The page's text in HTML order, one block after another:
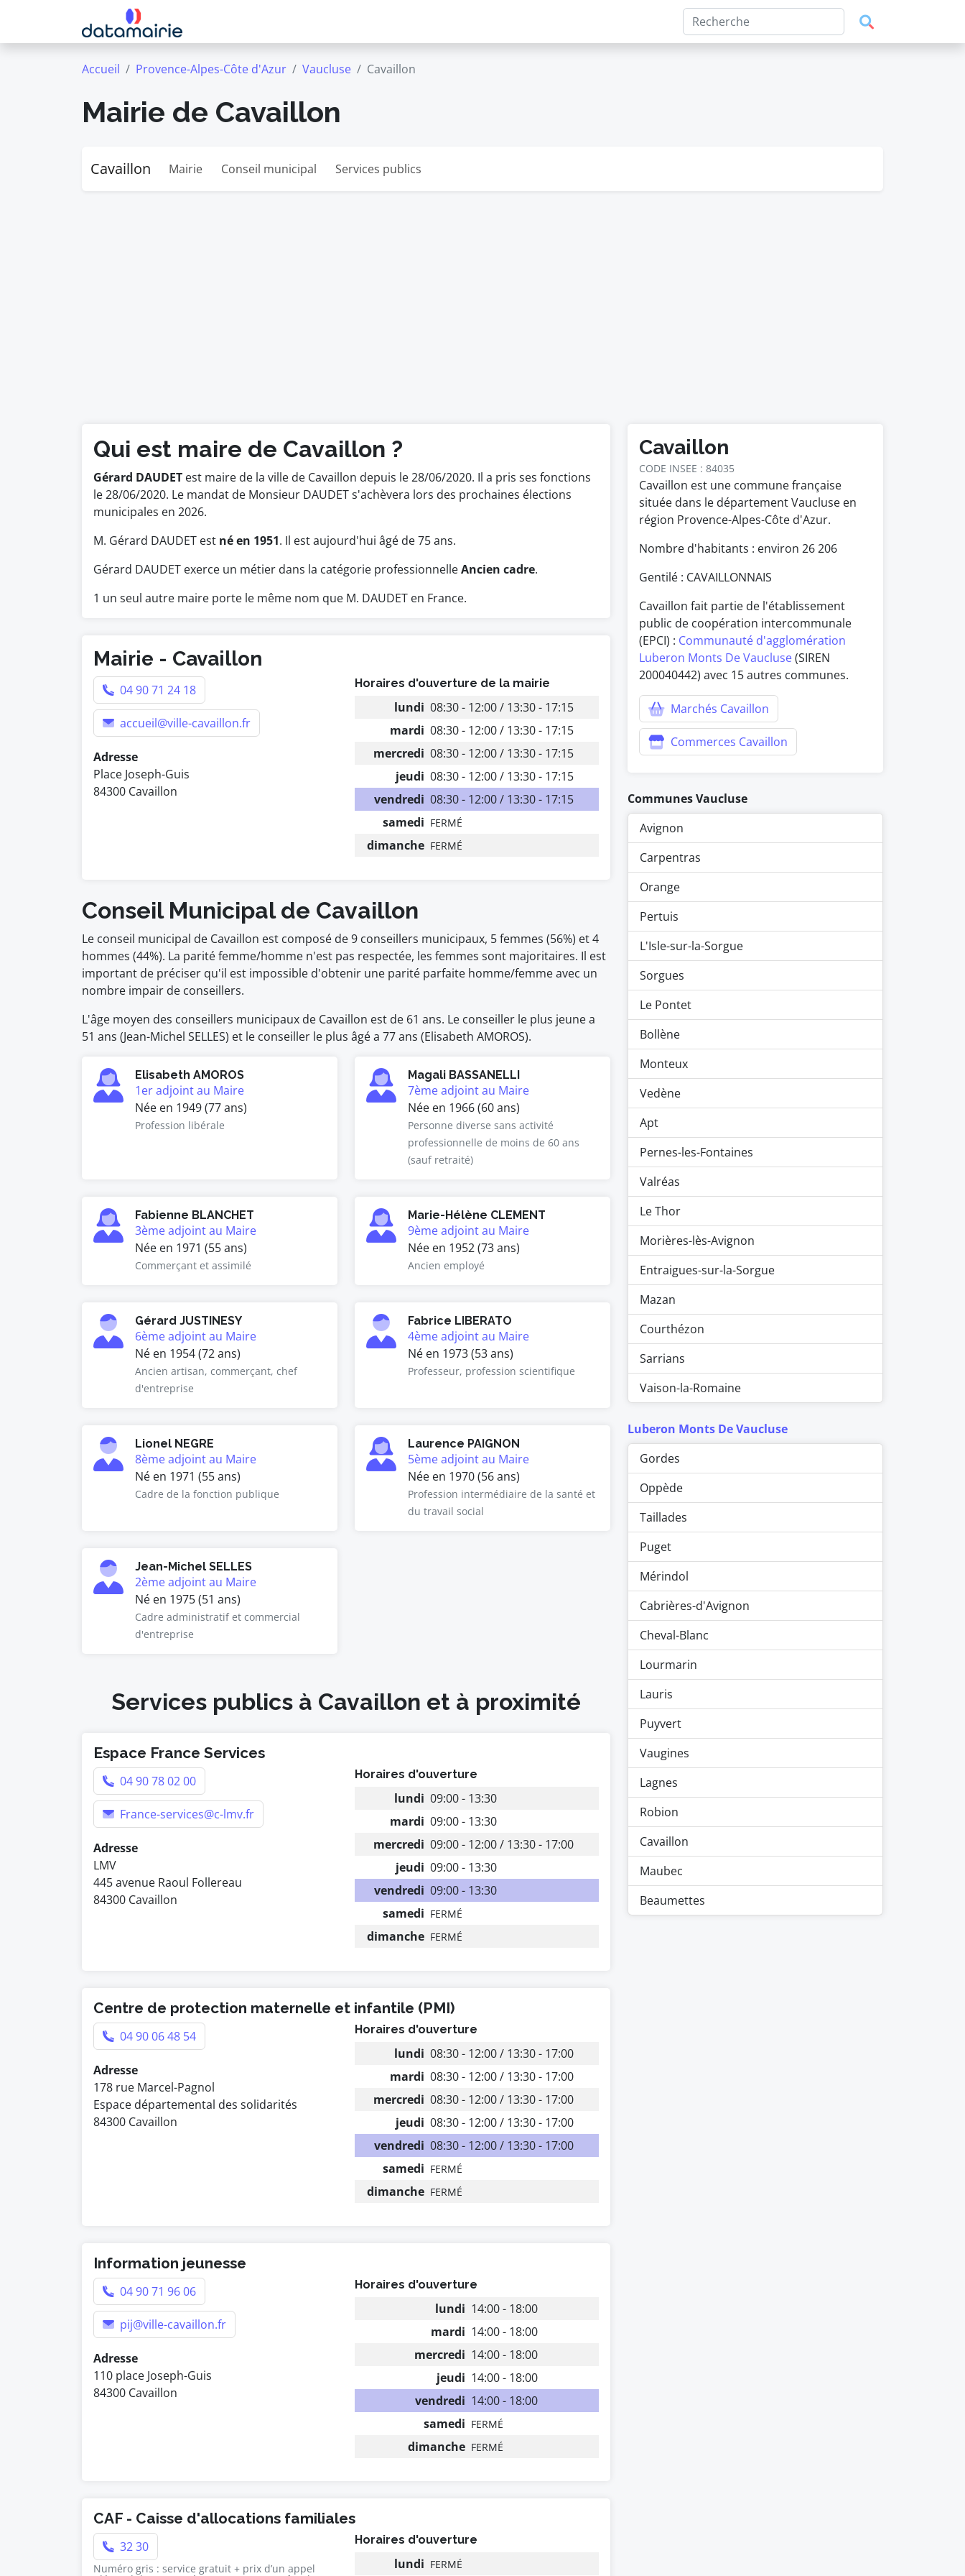
Accueil Provence-Alpes-Côte d'Azur Vaucluse Cavaillon
Mairie de Cavaillon
Cavaillon Mairie Conseil municipal Services publics
Qui est maire de Cavaillon ?
Gérard DAUDET est maire de la ville de Cavaillon depuis le 28/06/2020. Il a pris ses fonctions
le 28/06/2020. Le mandat de Monsieur DAUDET s'achèvera lors des prochaines élections
municipales en 2026.
M. Gérard DAUDET est né en 1951. Il est aujourd'hui âgé de 75 ans.
Gérard DAUDET exerce un métier dans la catégorie professionnelleAncien cadre.
1 un seul autre maire porte le même nom que M. DAUDET en France.
Mairie - Cavaillon
04 90 71 24 18
accueil@ville-cavaillon.fr
Adresse
Place Joseph-Guis
84300 Cavaillon
Horaires d'ouverture de la mairie
lundi 08:30 - 12:00 / 13:30 - 17:15
mardi 08:30 - 12:00 / 13:30 - 17:15
mercredi 08:30 - 12:00 / 13:30 - 17:15
jeudi 08:30 - 12:00 / 13:30 - 17:15
vendredi 08:30 - 12:00 / 13:30 - 17:15
samedi FERMÉ
dimanche FERMÉ
Conseil Municipal de Cavaillon
Le conseil municipal de Cavaillon est composé de 9 conseillers municipaux, 5 femmes (56%) et 4
hommes (44%). La parité femme/homme n'est pas respectée, les femmes sont majoritaires. Il est
important de préciser qu'il est impossible d'obtenir une parité parfaite homme/femme avec un
nombre impair de conseillers.
L'âge moyen des conseillers municipaux de Cavaillon est de 61 ans. Le conseiller le plus jeune a
51 ans (Jean-Michel SELLES) et le conseiller le plus âgé a 77 ans (Elisabeth AMOROS).
Elisabeth AMOROS
1er adjoint au Maire
Née en 1949 (77 ans)
Profession libérale
Magali BASSANELLI
7ème adjoint au Maire
Née en 1966 (60 ans)
Personne diverse sans activité
professionnelle de moins de 60 ans
(sauf retraité)
Fabienne BLANCHET
3ème adjoint au Maire
Née en 1971 (55 ans)
Commerçant et assimilé
Marie-Hélène CLEMENT
9ème adjoint au Maire
Née en 1952 (73 ans)
Ancien employé
Gérard JUSTINESY
6ème adjoint au Maire
Né en 1954 (72 ans)
Ancien artisan, commerçant, chef
d'entreprise
Fabrice LIBERATO
4ème adjoint au Maire
Né en 1973 (53 ans)
Professeur, profession scientifique
Lionel NEGRE
8ème adjoint au Maire
Né en 1971 (55 ans)
Cadre de la fonction publique
Laurence PAIGNON
5ème adjoint au Maire
Née en 1970 (56 ans)
Profession intermédiaire de la santé et
du travail social
Jean-Michel SELLES
2ème adjoint au Maire
Né en 1975 (51 ans)
Cadre administratif et commercial
d'entreprise
Services publics à Cavaillon et à proximité
Espace France Services
04 90 78 02 00
France-services@c-lmv.fr
Adresse
LMV
445 avenue Raoul Follereau
84300 Cavaillon
Horaires d'ouverture
lundi 09:00 - 13:30
mardi 09:00 - 13:30
mercredi 09:00 - 12:00 / 13:30 - 17:00
jeudi 09:00 - 13:30
vendredi 09:00 - 13:30
samedi FERMÉ
dimanche FERMÉ
Centre de protection maternelle et infantile (PMI)
04 90 06 48 54
Adresse
178 rue Marcel-Pagnol
Espace départemental des solidarités
84300 Cavaillon
Horaires d'ouverture
lundi 08:30 - 12:00 / 13:30 - 17:00
mardi 08:30 - 12:00 / 13:30 - 17:00
mercredi 08:30 - 12:00 / 13:30 - 17:00
jeudi 08:30 - 12:00 / 13:30 - 17:00
vendredi 08:30 - 12:00 / 13:30 - 17:00
samedi FERMÉ
dimanche FERMÉ
Information jeunesse
04 90 71 96 06
pij@ville-cavaillon.fr
Adresse
110 place Joseph-Guis
84300 Cavaillon
Horaires d'ouverture
lundi 14:00 - 18:00
mardi 14:00 - 18:00
mercredi 14:00 - 18:00
jeudi 14:00 - 18:00
vendredi 14:00 - 18:00
samedi FERMÉ
dimanche FERMÉ
CAF - Caisse d'allocations familiales
32 30
Numéro gris : service gratuit + prix d’un appel
Horaires d'ouverture
lundi FERMÉ
Cavaillon
CODE INSEE : 84035
Cavaillon est une commune française
située dans le département Vaucluse en
région Provence-Alpes-Côte d'Azur.
Nombre d'habitants : environ 26 206
Gentilé : CAVAILLONNAIS
Cavaillon fait partie de l'établissement
public de coopération intercommunale
(EPCI) : Communauté d'agglomération
Luberon Monts De Vaucluse(SIREN
200040442) avec 15 autres communes.
Marchés Cavaillon
Commerces Cavaillon
Communes Vaucluse
Avignon
Carpentras
Orange
Pertuis
L'Isle-sur-la-Sorgue
Sorgues
Le Pontet
Bollène
Monteux
Vedène
Apt
Pernes-les-Fontaines
Valréas
Le Thor
Morières-lès-Avignon
Entraigues-sur-la-Sorgue
Mazan
Courthézon
Sarrians
Vaison-la-Romaine
Luberon Monts De Vaucluse
Gordes
Oppède
Taillades
Puget
Mérindol
Cabrières-d'Avignon
Cheval-Blanc
Lourmarin
Lauris
Puyvert
Vaugines
Lagnes
Robion
Cavaillon
Maubec
Beaumettes